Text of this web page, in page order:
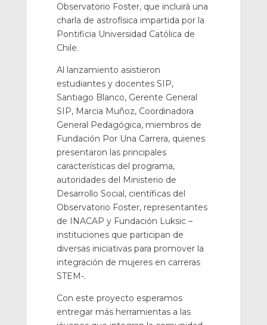
Observatorio Foster, que incluirá una
charla de astrofísica impartida por la
Pontificia Universidad Católica de
Chile.
Al lanzamiento asistieron
estudiantes y docentes SIP,
Santiago Blanco, Gerente General
SIP, Marcia Muñoz, Coordinadora
General Pedagógica, miembros de
Fundación Por Una Carrera, quienes
presentaron las principales
características del programa,
autoridades del Ministerio de
Desarrollo Social, científicas del
Observatorio Foster, representantes
de INACAP y Fundación Luksic –
instituciones que participan de
diversas iniciativas para promover la
integración de mujeres en carreras
STEM-.
Con este proyecto esperamos
entregar más herramientas a las